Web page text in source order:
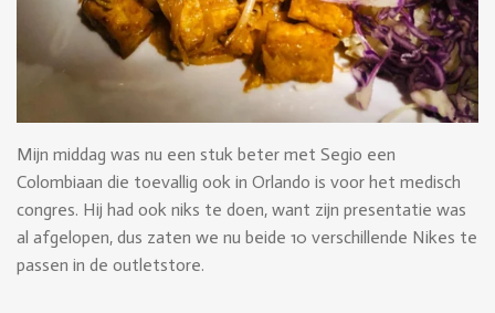
Mijn middag was nu een stuk beter met Segio een
Colombiaan die toevallig ook in Orlando is voor het medisch
congres. Hij had ook niks te doen, want zijn presentatie was
al afgelopen, dus zaten we nu beide 10 verschillende Nikes te
passen in de outletstore.